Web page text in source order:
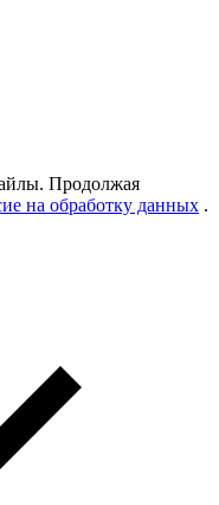
Продолжая
на обработку данных .